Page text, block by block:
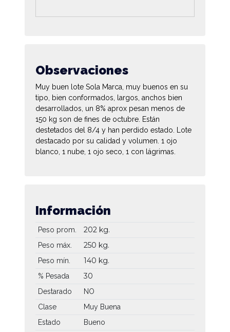
Observaciones
Muy buen lote Sola Marca, muy buenos en su
tipo, bien conformados, largos, anchos bien
desarrollados, un 8% aprox pesan menos de
150 kg son de fines de octubre. Están
destetados del 8/4 y han perdido estado. Lote
destacado por su calidad y volumen. 1 ojo
blanco, 1 nube, 1 ojo seco, 1 con lágrimas.
Información
Peso prom. 202 kg.
Peso máx. 250 kg.
Peso mín. 140 kg.
% Pesada 30
Destarado
NO
Clase
Muy Buena
Estado
Bueno